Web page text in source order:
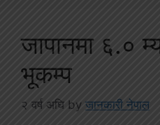
जापानमा ६.०
भूकम्प
२ वर्ष अघि by जानकारी नेपाल